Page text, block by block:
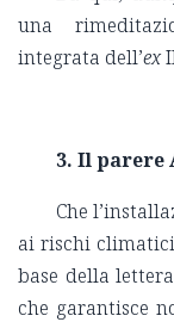
una
integrata dell’ex
3. Il parere
Che
ai rischi
base della
che garantisce